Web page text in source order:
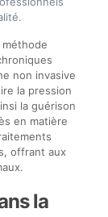
non invasive
la pression
la guérison
en matière
offrant aux
la